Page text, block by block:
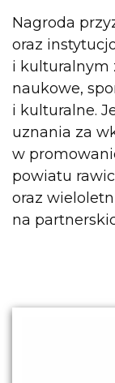
Nagroda
oraz
i kulturalnym
naukowe,
i kulturalne.
uznania za
w
powiatu
oraz
na